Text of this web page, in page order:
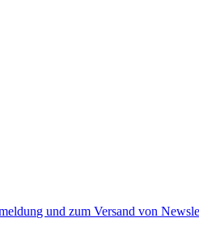
und zum Versand von